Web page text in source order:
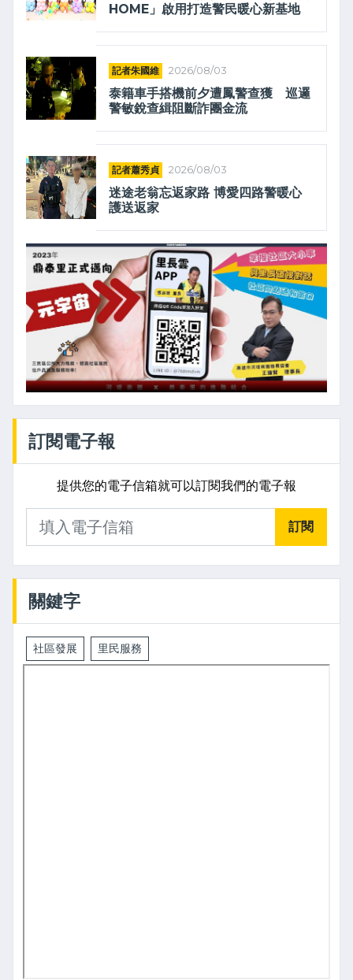
HOME」啟用打造警民暖心新基地
記者朱國維 2026/08/03
泰籍車手搭機前夕遭鳳警查獲 巡邏
警敏銳查緝阻斷詐團金流
記者蕭秀貞 2026/08/03
迷途老翁忘返家路 博愛四路警暖心
護送返家
訂閱電子報
提供您的電子信箱就可以訂閱我們的電子報
訂閱
關鍵字
社區發展 里民服務